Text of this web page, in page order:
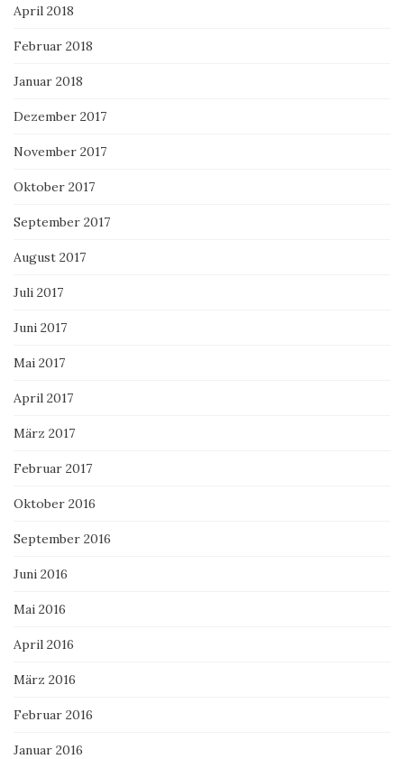
April 2018
Februar 2018
Januar 2018
Dezember 2017
November 2017
Oktober 2017
September 2017
August 2017
Juli 2017
Juni 2017
Mai 2017
April 2017
März 2017
Februar 2017
Oktober 2016
September 2016
Juni 2016
Mai 2016
April 2016
März 2016
Februar 2016
Januar 2016